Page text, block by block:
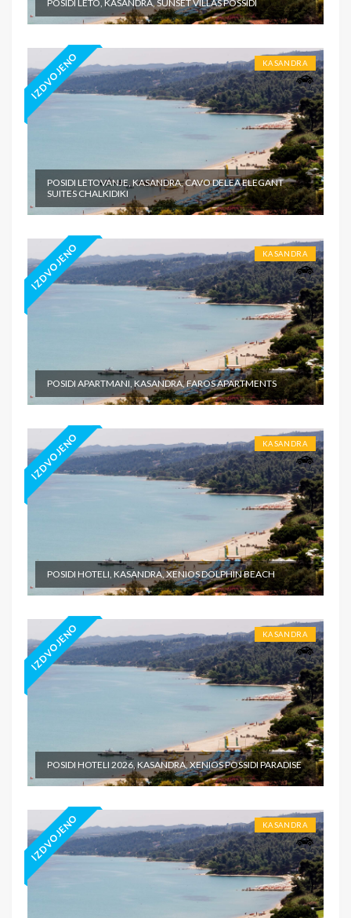
POSIDI LETO, KASANDRA, SUNSET VILLAS POSSIDI
IZDVOJENO KASANDRA
POSIDI LETOVANJE, KASANDRA, CAVO DELEA ELEGANT
SUITES CHALKIDIKI
IZDVOJENO KASANDRA
POSIDI APARTMANI, KASANDRA, FAROS APARTMENTS
IZDVOJENO KASANDRA
POSIDI HOTELI, KASANDRA, XENIOS DOLPHIN BEACH
IZDVOJENO KASANDRA
POSIDI HOTELI 2026, KASANDRA, XENIOS POSSIDI PARADISE
IZDVOJENO KASANDRA